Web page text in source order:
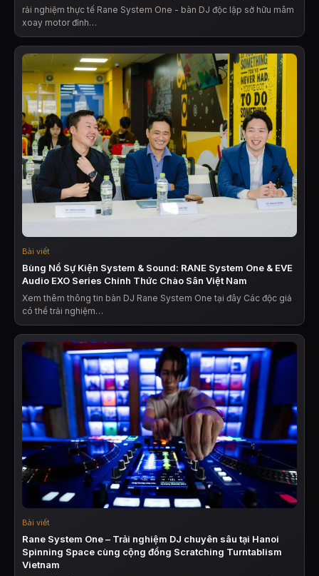
rải nghiệm thực tế Rane System One - bàn DJ độc lập sở hữu mâm
xoay motor đỉnh…
Bài viết
Bùng Nổ Sự Kiện System & Sound: RANE System One & EVE
Audio EXO Series Chính Thức Chào Sân Việt Nam
Xem thêm thông tin bàn DJ Rane System One tại đây Các độc giả
có thể trải nghiệm…
Bài viết
Rane System One – Trải nghiệm DJ chuyên sâu tại Hanoi
Spinning Space cùng cộng đồng Scratching Turntablism
Vietnam